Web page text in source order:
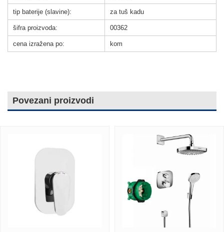
tip baterije (slavine): za tuš kadu
šifra proizvoda: 00362
cena izražena po: kom
Povezani proizvodi